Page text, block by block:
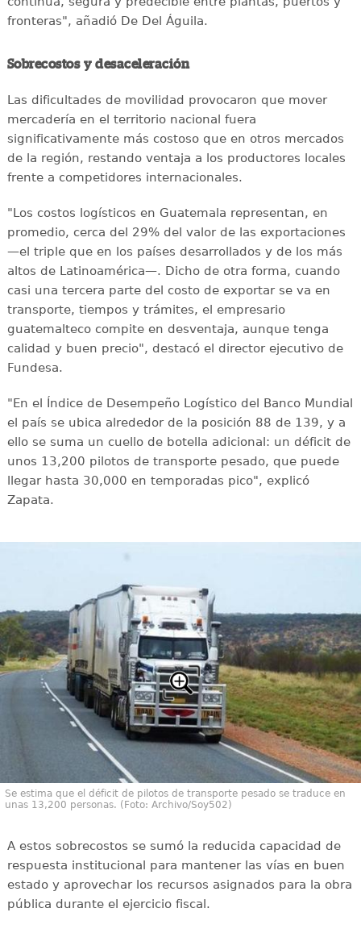
fronteras", añadió De Del Águila.
Sobrecostos y desaceleración
Las dificultades de movilidad provocaron que mover
mercadería en el territorio nacional fuera
significativamente más costoso que en otros mercados
de la región, restando ventaja a los productores locales
frente a competidores internacionales.
"Los costos logísticos en Guatemala representan, en
promedio, cerca del 29% del valor de las exportaciones
—el triple que en los países desarrollados y de los más
altos de Latinoamérica—. Dicho de otra forma, cuando
casi una tercera parte del costo de exportar se va en
transporte, tiempos y trámites, el empresario
guatemalteco compite en desventaja, aunque tenga
calidad y buen precio", destacó el director ejecutivo de
Fundesa.
"En el Índice de Desempeño Logístico del Banco Mundial
el país se ubica alrededor de la posición 88 de 139, y a
ello se suma un cuello de botella adicional: un déficit de
unos 13,200 pilotos de transporte pesado, que puede
llegar hasta 30,000 en temporadas pico", explicó
Zapata.
Se estima que el déficit de pilotos de transporte pesado se traduce en
unas 13,200 personas. (Foto: Archivo/Soy502)
A estos sobrecostos se sumó la reducida capacidad de
respuesta institucional para mantener las vías en buen
estado y aprovechar los recursos asignados para la obra
pública durante el ejercicio fiscal.